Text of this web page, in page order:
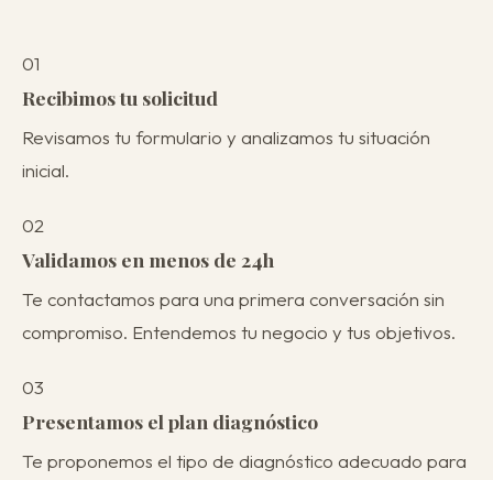
01
Recibimos tu solicitud
Revisamos tu formulario y analizamos tu situación
inicial.
02
Validamos en menos de 24h
Te contactamos para una primera conversación sin
compromiso. Entendemos tu negocio y tus objetivos.
03
Presentamos el plan diagnóstico
Te proponemos el tipo de diagnóstico adecuado para